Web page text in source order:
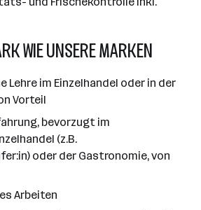
WIE UNSERE MARKEN
Lehre im Einzelhandel oder in der
Vorteil
bevorzugt im
(z.B.
oder der Gastronomie, von
Arbeiten